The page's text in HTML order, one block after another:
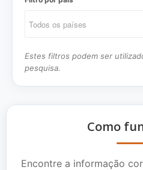
Estes filtros podem ser
pesquisa.
Como
Encontre a informação